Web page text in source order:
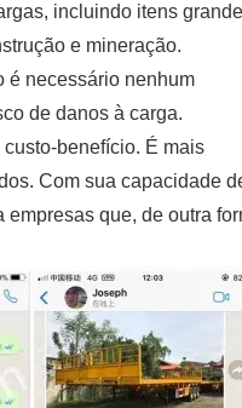
incluindo itens
e mineração.
é necessário nenhum
de danos à carga.
benefício. É mais
Com sua capacidade
que, de outra